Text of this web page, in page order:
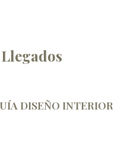
DISEÑO INTERIOR